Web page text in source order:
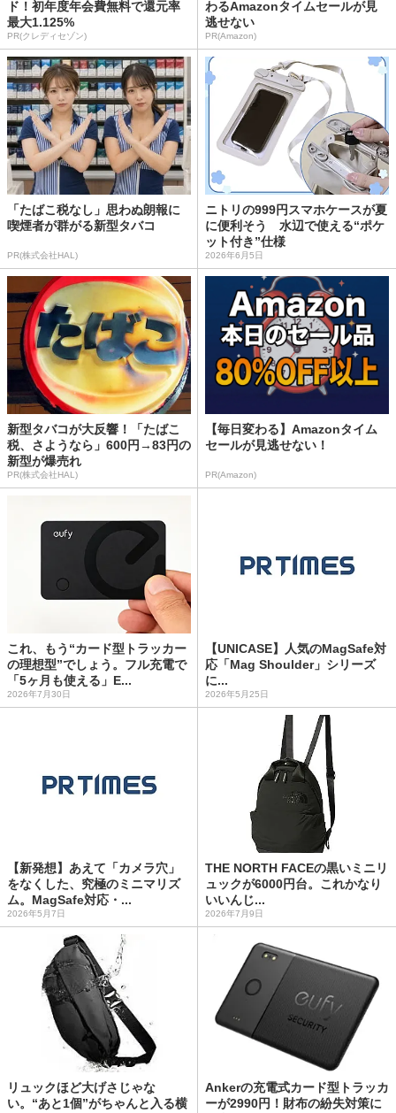
ド！初年度年会費無料で還元率
最大1.125%
PR(クレディセゾン)
わるAmazonタイムセールが見
逃せない
PR(Amazon)
「たばこ税なし」思わぬ朗報に
喫煙者が群がる新型タバコ
PR(株式会社HAL)
ニトリの999円スマホケースが夏
に便利そう 水辺で使える“ポケ
ット付き”仕様
2026年6月5日
新型タバコが大反響！「たばこ
税、さようなら」600円→83円の
新型が爆売れ
PR(株式会社HAL)
【毎日変わる】Amazonタイム
セールが見逃せない！
PR(Amazon)
これ、もう“カード型トラッカー
の理想型”でしょう。フル充電で
「5ヶ月も使える」E...
2026年7月30日
【UNICASE】人気のMagSafe対
応「Mag Shoulder」シリーズ
に...
2026年5月25日
【新発想】あえて「カメラ穴」
をなくした、究極のミニマリズ
ム。MagSafe対応・...
2026年5月7日
THE NORTH FACEの黒いミニリ
ュックが6000円台。これかなり
いいんじ...
2026年7月9日
リュックほど大げさじゃな
い。“あと1個”がちゃんと入る横
Ankerの充電式カード型トラッカ
ーが2990円！財布の紛失対策に